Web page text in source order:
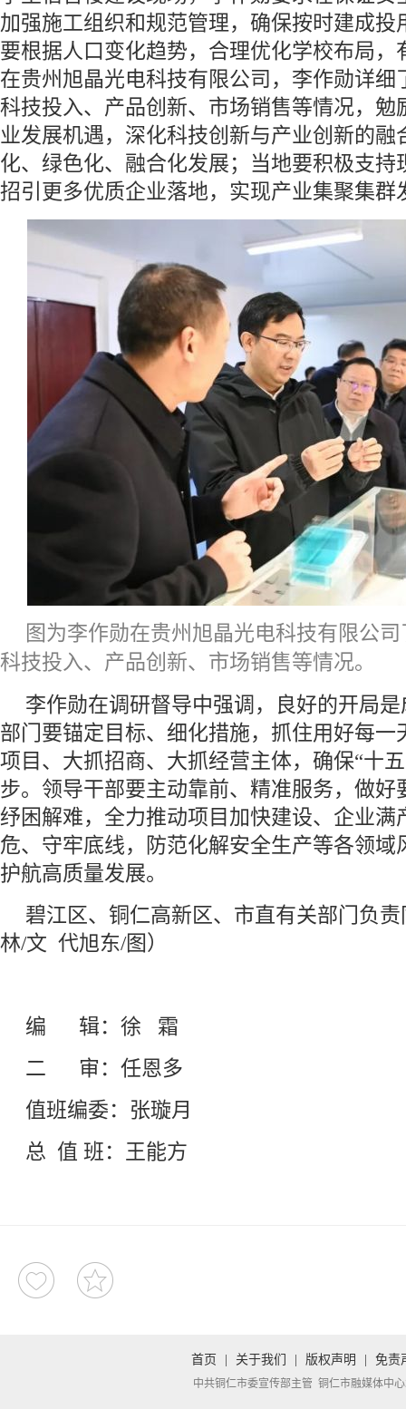
加强施工组织和规范管理，确保按时建成投
要根据人口变化趋势，合理优化学校布局，
在贵州旭晶光电科技有限公司，李作勋详细
科技投入、产品创新、市场销售等情况，
业发展机遇，深化科技创新与产业创新的融
化、绿色化、融合化发展；当地要积极支持
招引更多优质企业落地，实现产业集聚集群
图为李作勋在贵州旭晶光电科技有限公
科技投入、产品创新、市场销售等情况。
李作勋在调研督导中强调，良好的开局
部门要锚定目标、细化措施，抓住用好每一
项目、大抓招商、大抓经营主体，确保“十
步。领导干部要主动靠前、精准服务，做好
纾困解难，全力推动项目加快建设、企业满
危、守牢底线，防范化解安全生产等各领域
护航高质量发展。
碧江区、铜仁高新区、市直有关部门负
林/文 代旭东/图）
编 辑：徐 霜
二 审：任恩多
值班编委：张璇月
总 值 班：王能方
首页 关于我们 版权声明 免责
中共铜仁市委宣传部主管 铜仁市融媒体中心